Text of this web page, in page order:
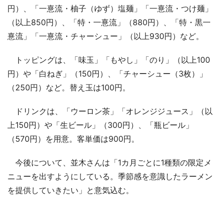
円）、「一憙流・柚子（ゆず）塩麺」「一憙流・つけ麺」
（以上850円）、「特・一憙流」（880円）、「特・黒一
憙流」「一憙流・チャーシュー」（以上930円）など。
トッピングは、「味玉」「もやし」「のり」（以上100
円）や「白ねぎ」（150円）、「チャーシュー（3枚）」
（250円）など。替え玉は100円。
ドリンクは、「ウーロン茶」「オレンジジュース」（以
上150円）や「生ビール」（300円）、「瓶ビール」
（570円）を用意。客単価は900円。
今後について、並木さんは「1カ月ごとに1種類の限定メ
ニューを出すようにしている。季節感を意識したラーメン
を提供していきたい」と意気込む。